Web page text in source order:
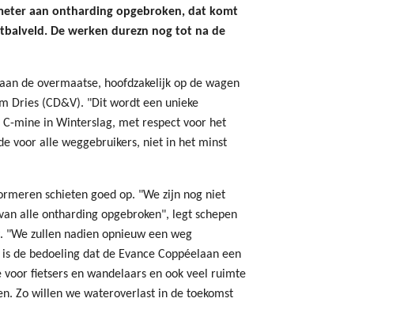
aan ontharding opgebroken, dat komt
De werken durezn nog tot na de
de overmaatse, hoofdzakelijk op de wagen
Dries (CD&V). "Dit wordt een unieke
mine in Winterslag, met respect voor het
voor alle weggebruikers, niet in het minst
schieten goed op. "We zijn nog niet
alle ontharding opgebroken", legt schepen
zullen nadien opnieuw een weg
de bedoeling dat de Evance Coppéelaan een
fietsers en wandelaars en ook veel ruimte
Zo willen we wateroverlast in de toekomst